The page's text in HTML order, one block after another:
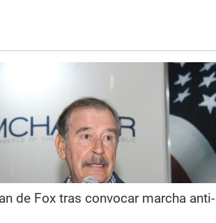
de Fox tras convocar marcha anti-